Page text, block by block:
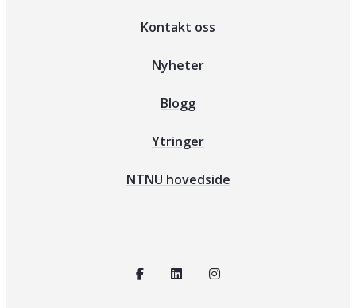
Kontakt oss
Nyheter
Blogg
Ytringer
NTNU hovedside